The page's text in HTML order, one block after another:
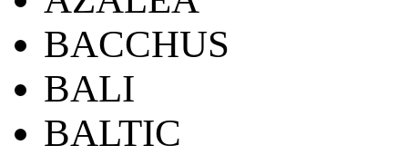
BACCHUS
BALI
BALTIC